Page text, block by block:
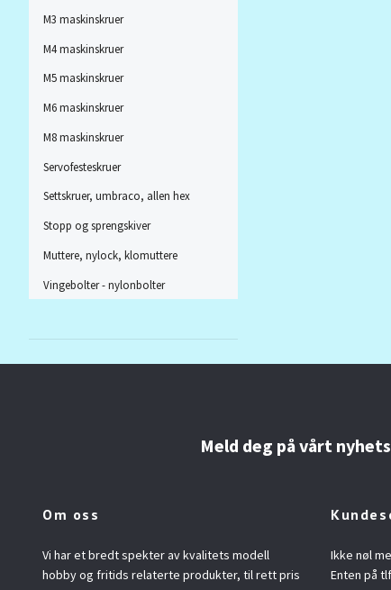
M3 maskinskruer
M4 maskinskruer
M5 maskinskruer
M6 maskinskruer
M8 maskinskruer
Servofesteskruer
Settskruer, umbraco, allen hex
Stopp og sprengskiver
Muttere, nylock, klomuttere
Vingebolter - nylonbolter
Meld deg på vårt
Om oss
Vi har et bredt spekter av kvalitets modell
hobby og fritids relaterte produkter, til rett pris
Ikke nøl
Enten på